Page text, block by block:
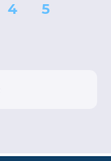
4 5